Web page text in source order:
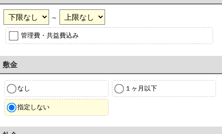
～
管理費・共益費込み
敷金
なし １ヶ月以下
指定しない